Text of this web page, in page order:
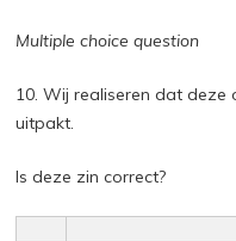
Multiple choice question
10. Wij realiseren dat
uitpakt.
Is deze zin correct?